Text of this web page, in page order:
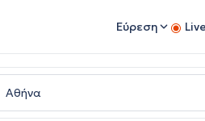
Εύρεση